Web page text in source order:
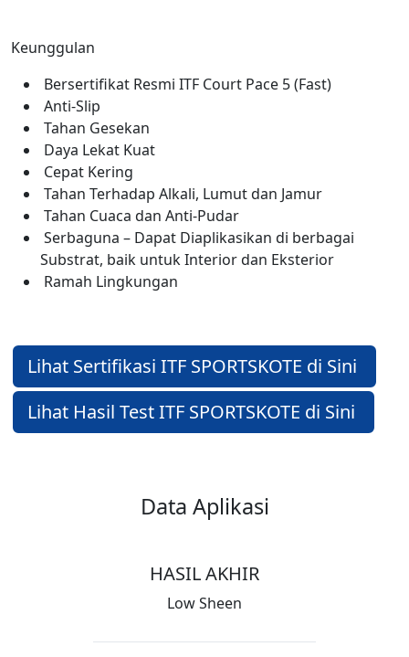
Keunggulan
Bersertifikat Resmi ITF Court Pace 5 (Fast)
Anti-Slip
Tahan Gesekan
Daya Lekat Kuat
Cepat Kering
Tahan Terhadap Alkali, Lumut dan Jamur
Tahan Cuaca dan Anti-Pudar
Serbaguna – Dapat Diaplikasikan di berbagai
Substrat, baik untuk Interior dan Eksterior
Ramah Lingkungan
Lihat Sertifikasi ITF SPORTSKOTE di Sini
Lihat Hasil Test ITF SPORTSKOTE di Sini
Data Aplikasi
HASIL AKHIR
Low Sheen